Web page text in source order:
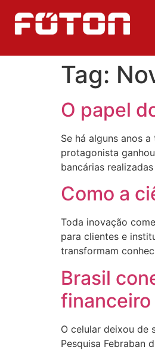
Tag:
O papel
Se há alguns anos
protagonista
bancárias
Como a
Toda inovação
para clientes e
transformam
Brasil
financeiro
O celular deixou de
Pesquisa Febraban